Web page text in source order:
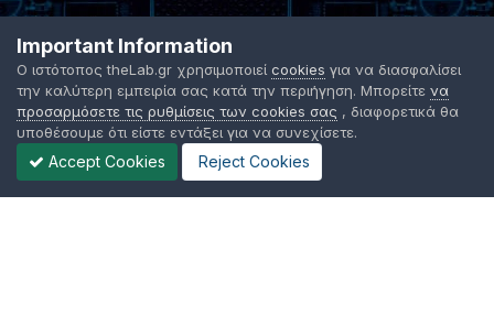
Important Information
Ο ιστότοπος theLab.gr χρησιμοποιεί cookies για να διασφαλίσει
την καλύτερη εμπειρία σας κατά την περιήγηση. Μπορείτε να
προσαρμόσετε τις ρυθμίσεις των cookies σας , διαφορετικά θα
υποθέσουμε ότι είστε εντάξει για να συνεχίσετε.
Accept Cookies Reject Cookies